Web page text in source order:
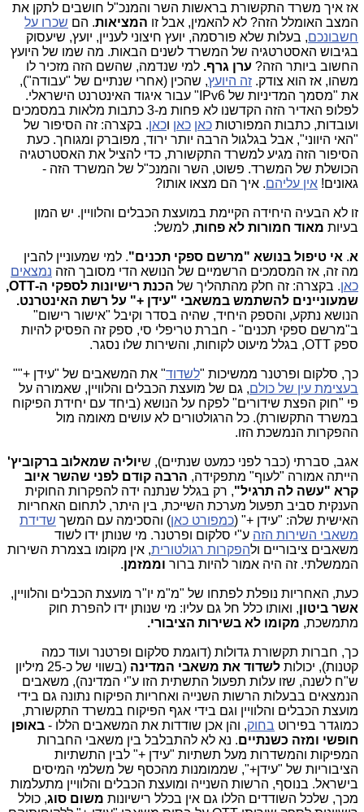
אז איך משרד התקשורת בראשות השר והמנכ"ל חושבים לתקן את
המצב האומלל הזה? לא להאמין, אבל זו המציאות. הם שכרו על
חשבונכם, בעלות שלא פורסמה, יועץ חיצוני לעניין, יועץ, שיעסוק
בגיבוש האסטרטגיה של המשרד לשנים הבאות. מה שמו של היועץ
החשוב ביותר הזה? ערן גרף. למי שנדמה, שהשם הזה מזכיר לו
משהו, אז הוא צודק. זה היועץ, שהכין (אחרי שנתיים של "עבודה"),
את "מסמך המדיניות של IPv6" עבור איגוד האינטרנט הישראלי.
לפלופ האדיר הזה הקדשנו לא פחות מ-3 כתבות מלאות במסמכים
ועובדות, כתבות המפורטות כאן כאן וכאן. בקצרה: זה הסיפור של
"האי היווני", אבל בגלגול הרבה יותר ירוד, מפוברק ומגוחך. כעת
הסיפור הזה מגיע למשרד התקשורת, כדי להציל את האסטרטגיה
הכושלת של המשרד. פשוט, השר והמנכ"ל של המשרד הזה -
גאונים! אין עליהם. איך הם מצאו אותו?
זו לא הבעיה היחידה הקיימת במועצת הכבלים והלוויין. יש המון
בעיות מאוד חמורות לא פחות, למשל:
א. אי טיפול בנושא "מרשם ספקי תכנים". למי שמעוניין להבין
מה זה, אז המסמכים הרשמיים של הנושא הדי מסובך הזה נמצאים
כאן. בקצרה: זה חלק מהתהליך של
הכנת רישיונות לספקי ה-OTT,
שמעוניינים להשתמש במשאבי "עידן +" על רשת האינטרנט.
הנושא נתקע, והספק היחיד, שהיה בסדר וקיבל "אישור רישום"
ב"מרשם ספקי תכנים" - חברת טריפלי סי, ספק זה הפסיק להיות
ספק OTT, בגלל מיעוט לקוחות, והשירות שלו נסגר.
כך, סלקום ופרטנר ממשיכות "לשדוד" את המשאבים של "עידן +""
בעצימת עין של כולם, גם של מועצת הכבלים והלוויין, שאמורה על
פי "חוק הפצת שידורים" לפקח על הנושא (ביחד עם יחידת הפיקוח
במשרד התקשורת). כל הרגולטורים לא עושים מאומה מול
ההפקרות הנמשכת הזו.
אגב, סברתי (כבר לפני כמעט שנתיים), שיוליה שמאלוב ברקוביץ'
הייתה אמורה "לעוף" מתפקידה, הרבה קודם לפני שהשר איוב
קרא "עשה לה תרגיל", רק בגלל שנתנה ידה להפקרות החוקית
הענקית סביב תפעול מערכת השייכת, בין היתר, לתחום האחריות
האישית שלה: "עידן +" (כמפורט כאן) והסכימה עם המשך שדידת
משאבי השירות הזה ע"י סלקום ופרטנר. מי שנותן ידו לשוד
משאבים ציבוריים ולהפקרות רגולטורית, אין מקומו בצמרת השירות
הממשלתי. זה היה אמור להיות ברור וממזמן.
כעת, האחריות נופלת לפתחו של "מ"מ יו"ר מועצת הכבלים והלוויין,
אשר ביטון, ואותו כלל חל גם עליו: מי שנותן ידו להפרת חוק
מתמשכת, מקומו לא בשירות הציבורי.
כך, חברות תקשורת גדולות (דוגמת סלקום ופרטנר ועוד כמה
קטנות), יכולות לשדוד את משאבי המדינה
(בשווי של כ-25 מיליון
ש"ח לשנה, שזו עלות תפעול התשתית הזו ע"י המדינה), משאבים
הנמצאים בבעלות הרשות השנייה ואחריות הפיקוח נתונה גם בידי
מועצת הכבלים והלוויין וגם בידי אגף הפיקוח במשרד התקשורת,
כמוגדר בפירוט בחוק, והן אכן שודדות את המשאבים הללו - באופן
חופשי ומזה כשנתיים. נא לא להתבלבל בין משאבי החברות
המפיקות והמשדרות מעל תשתיות "עידן +" לבין התשתיות
הציבוריות של "עידן+", שממומנות מהכסף של משלמי המיסים
בישראל. בנוסף, הרשות השנייה ומועצת הכבלים והלוויין מתעלמות
מכך, שלכל השודדים הללו גם אין בכלל רישיונות משום סוג, כולל